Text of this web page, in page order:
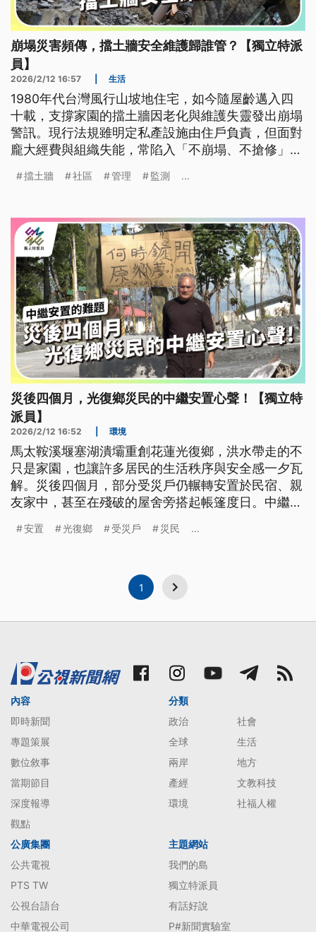
崩塌災害頻傳，擋土牆安全維護歸誰管？【獨立特派
員】
2026/2/12 16:57 生活
1980年代台灣風行山坡地住宅，如今隨屋齡邁入四
十載，支撐家園的擋土牆因老化與維護失靈發出崩塌
警訊。現行法規雖明定私產設施由住戶負責，但面對
龐大經費與組織失能，常陷入「不崩塌、不搶修」的
應變。透過行政單位整併、科技監測與社區自救，打
系，跨越私產邊界落實預防管理，才能守護居民在風
雨中的居住權與生命安全。
擋土牆 社區 管理 監測 ...
災後四個月，光復鄉災民的中繼安置心聲！【獨立特
派員】
2026/2/12 16:52 環境
馬太鞍溪堰塞湖潰壩重創花蓮光復鄉，洪水帶走的不
只是家園，也讓許多居民的生活秩序與安全感一夕瓦
解。災後四個月，部分受災戶仍輾轉安置於民宿、親
友家中，甚至在殘破的屋舍旁搭起帳篷度日。中繼安
定與河川治理爭議，使重建之路充滿不確定性。對長
安置 光復鄉 受災戶 災民 ...
1
內容
即時新聞
專題策展
數位敘事
當期節目
深度報導
觀點
分類
政治
社會
全球
生活
兩岸
地方
產經
文教科技
環境
社福人權
公廣集團
公共電視
PTS TW
公視台語台
中華電視公司
主題網站
我們的島
獨立特派員
有話好說
P#新聞實驗室